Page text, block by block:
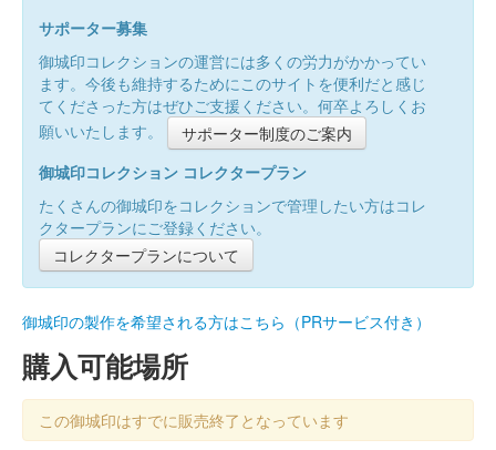
サポーター募集
御城印コレクションの運営には多くの労力がかかってい
ます。今後も維持するためにこのサイトを便利だと感じ
てくださった方はぜひご支援ください。何卒よろしくお
願いいたします。
サポーター制度のご案内
御城印コレクション コレクタープラン
たくさんの御城印をコレクションで管理したい方はコレ
クタープランにご登録ください。
コレクタープランについて
御城印の製作を希望される方はこちら（PRサービス付き）
購入可能場所
この御城印はすでに販売終了となっています